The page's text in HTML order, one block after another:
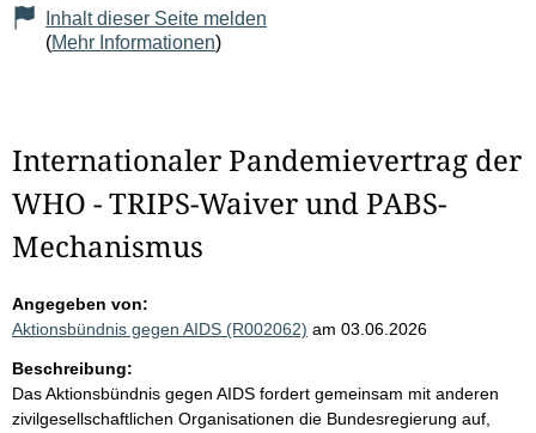
Inhalt dieser Seite melden
(Mehr Informationen)
Internationaler Pandemievertrag der
WHO - TRIPS-Waiver und PABS-
Mechanismus
Angegeben von:
Aktionsbündnis gegen AIDS (R002062) am 03.06.2026
Beschreibung:
Das Aktionsbündnis gegen AIDS fordert gemeinsam mit anderen
zivilgesellschaftlichen Organisationen die Bundesregierung auf,